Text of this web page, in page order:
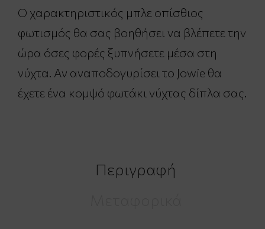
Ο χαρακτηριστικός μπλε οπίσθιος
φωτισμός θα σας βοηθήσει να βλέπετε την
ώρα όσες φορές ξυπνήσετε μέσα στη
νύχτα. Αν αναποδογυρίσει το Jowie θα
έχετε ένα κομψό φωτάκι νύχτας δίπλα σας.
Περιγραφή